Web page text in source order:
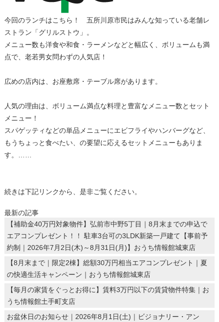
今回のランチはこちら！ 五所川原市民はみんな知っている老舗レ
ストラン「グリルストウ」。
メニュー数も洋食や和食・ラーメンなどと幅広く、ボリュームも満
点で、老若男女問わずの人気店！
広めの店内は、お座敷席・テーブル席があります。
人気の理由は、ボリューム満点な料理と豊富なメニュー数とセット
メニュー！
スパゲッティなどの単品メニューにエビフライやハンバーグなど、
もうちょっと食べたい、の要望に応えるセットメニューもありま
す。……
続きは下記リンクから、是非ご覧ください。
最新の記事
【補助金40万円対象物件】弘前市中野5丁目｜8月末までの申込で
エアコンプレゼント！！ 駐車3台可の3LDK新築一戸建て【事前予
約制｜2026年7月2日(木)～8月31日(月)】おうち情報館城東店
【8月末まで｜限定2棟】総額30万円相当エアコンプレゼント｜夏
の快適生活キャンペーン｜おうち情報館城東店
【毎月の家賃をぐっとお得に】賃料3万円以下の賃貸物件特集｜お
うち情報館土手町支店
お盆休日のお知らせ｜2026年8月1日(土)｜ビジョナリー・アン